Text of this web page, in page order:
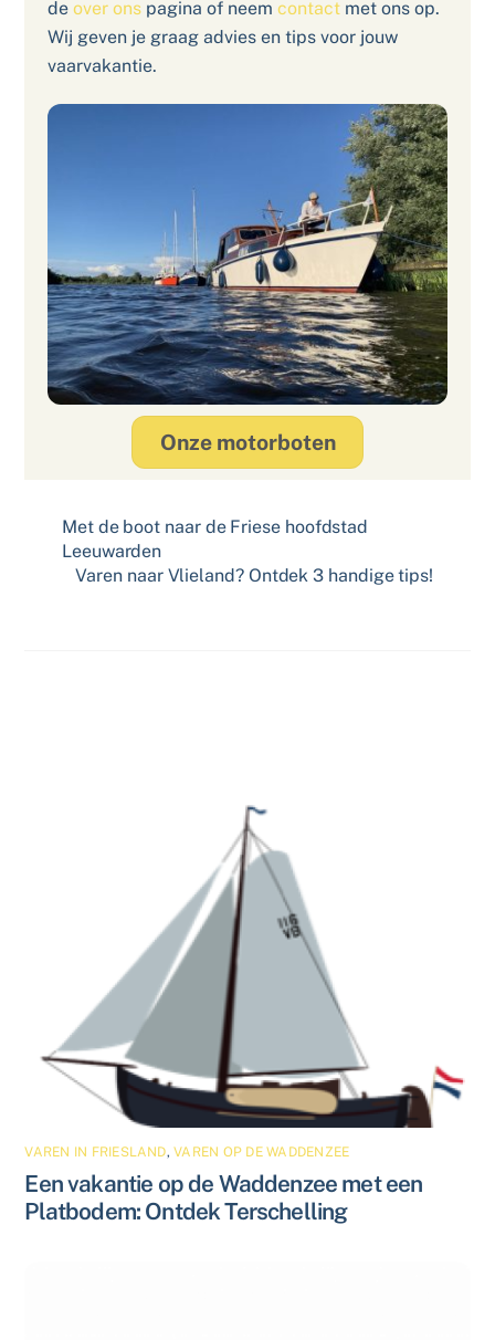
de over onspagina of neem contactmet ons op.
Wij geven je graag advies en tips voor jouw
vaarvakantie.
Onze motorboten
Met de boot naar de Friese hoofdstad
Leeuwarden
Varen naar Vlieland? Ontdek 3 handige tips!
VAREN IN FRIESLAND,VAREN OP DE WADDENZEE
Een vakantie op de Waddenzee met een
Platbodem: Ontdek Terschelling